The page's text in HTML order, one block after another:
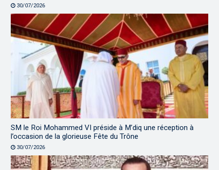
30/07/2026
SM le Roi Mohammed VI préside à M’diq une réception à
l’occasion de la glorieuse Fête du Trône
30/07/2026